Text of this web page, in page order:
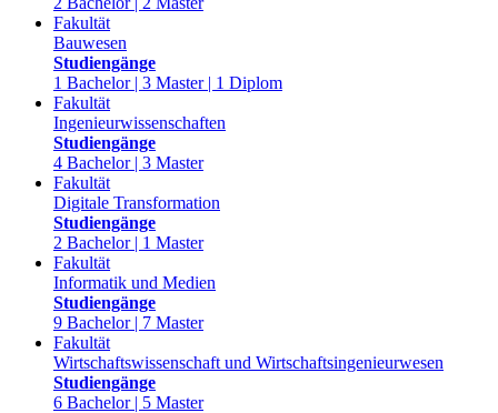
Fakultät
Bauwesen
Studiengänge
1 Bachelor | 3 Master | 1 Diplom
Fakultät
Ingenieurwissenschaften
Studiengänge
4 Bachelor | 3 Master
Fakultät
Digitale Transformation
Studiengänge
2 Bachelor | 1 Master
Fakultät
Informatik und Medien
Studiengänge
9 Bachelor | 7 Master
Fakultät
Wirtschaftswissenschaft und Wirtschaftsingenieurwesen
Studiengänge
6 Bachelor | 5 Master